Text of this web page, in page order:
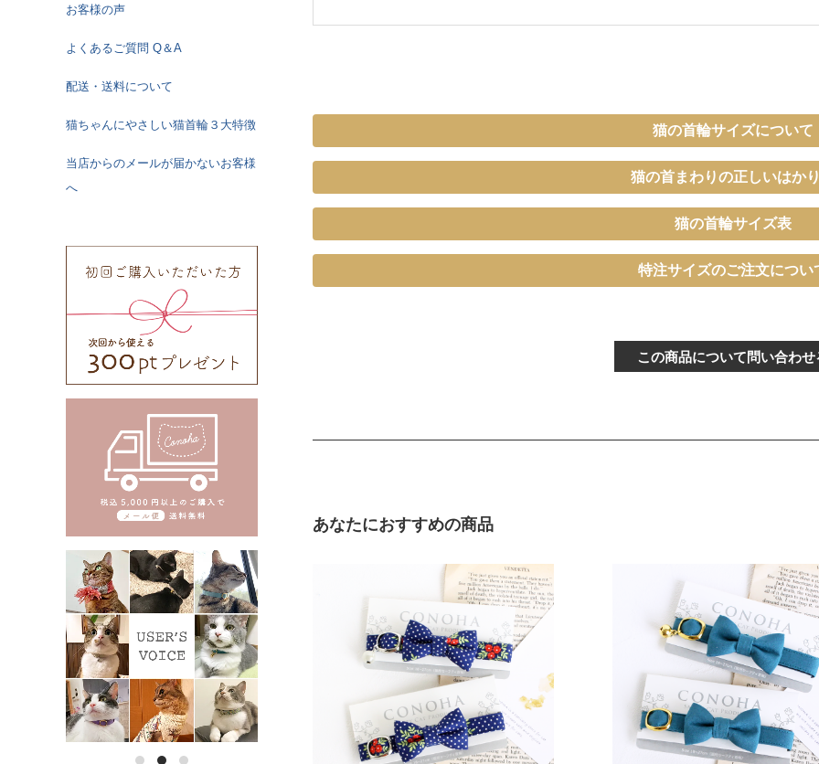
猫の首輪サイズについて
猫の首まわりの正しいはか
猫の首輪サイズ表
《特注》Sサイズ（－5cm）
〔ぴったり測った猫ちゃんの首まわ
り〕
バック
〔ぴったり測った猫ちゃんの首まわ
バッ
特注サイズのご注文につい
この商品について問い合わせ
あなたにおすすめの商品
お客様の声
よくあるご質問 Q＆A
配送・送料について
猫ちゃんにやさしい猫首輪３大特徴
当店からのメールが届かないお客様
へ